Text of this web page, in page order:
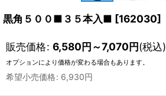
黒角５００■３５本入■ [162030]
販売価格: 6,580円～7,070円(税込)
オプションにより価格が変わる場合もあります。
希望小売価格: 6,930円